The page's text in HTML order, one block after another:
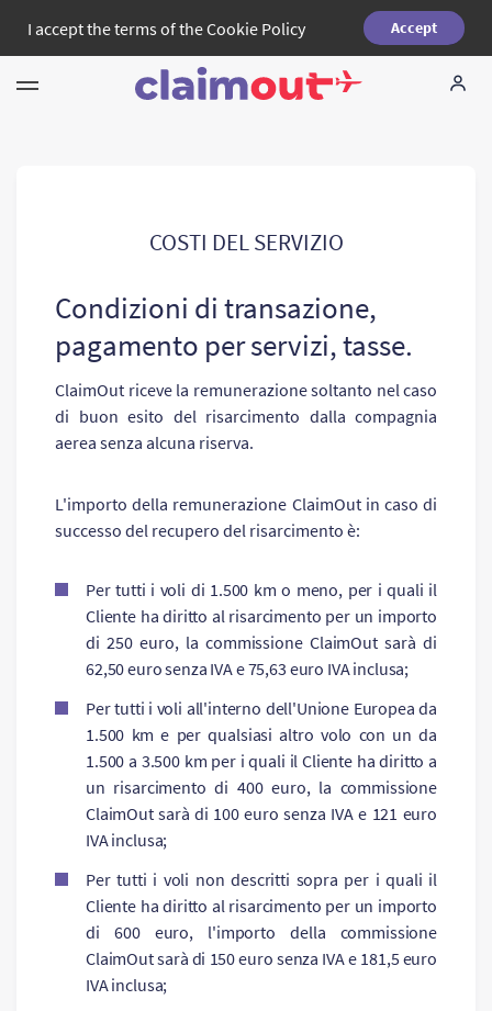
I accept the terms of theCookie Policy Accept
Domande piu` comuni
Language: IT
COSTI DEL SERVIZIO
Condizioni di transazione,
pagamento per servizi, tasse.
СlaimOut riceve la remunerazione soltanto nel caso
di buon esito del risarcimento dalla compagnia
aerea senza alcuna riserva.
L'importo della remunerazione ClaimOut in caso di
successo del recupero del risarcimento è:
Per tutti i voli di 1.500 km o meno, per i quali il
Cliente ha diritto al risarcimento per un importo
di 250 euro, la commissione ClaimOut sarà di
62,50 euro senza IVA e 75,63 euro IVA inclusa;
Per tutti i voli all'interno dell'Unione Europea da
1.500 km e per qualsiasi altro volo con un da
1.500 a 3.500 km per i quali il Cliente ha diritto a
un risarcimento di 400 euro, la commissione
ClaimOut sarà di 100 euro senza IVA e 121 euro
IVA inclusa;
Per tutti i voli non descritti sopra per i quali il
Cliente ha diritto al risarcimento per un importo
di 600 euro, l'importo della commissione
ClaimOut sarà di 150 euro senza IVA e 181,5 euro
IVA inclusa;